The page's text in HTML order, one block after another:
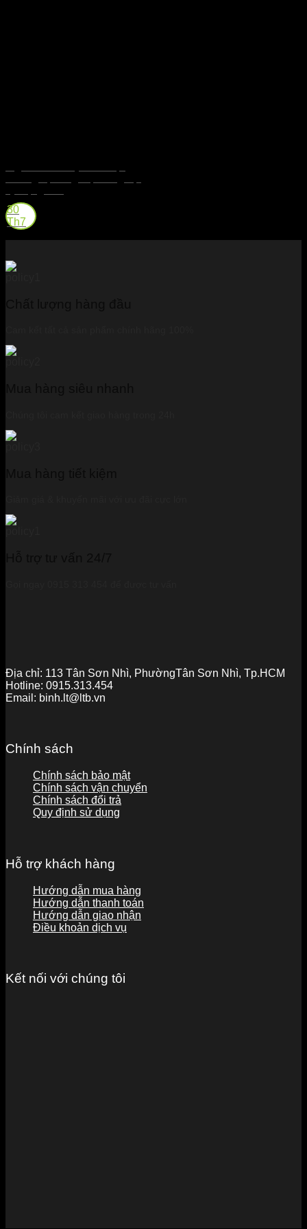
30
Th7
Địa chỉ: 113 Tân Sơn Nhì, PhườngTân Sơn Nhì, Tp.HCM
Hotline: 0915.313.454
Email: binh.lt@ltb.vn
Chính sách
Chính sách bảo mật
Chính sách vận chuyển
Chính sách đổi trả
Quy định sử dụng
Hỗ trợ khách hàng
Hướng dẫn mua hàng
Hướng dẫn thanh toán
Hướng dẫn giao nhận
Điều khoản dịch vụ
Kết nối với chúng tôi